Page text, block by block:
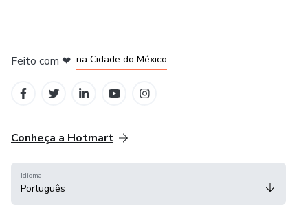
Feito com ❤ na Cidade do México
Conheça a Hotmart
Idioma
Português